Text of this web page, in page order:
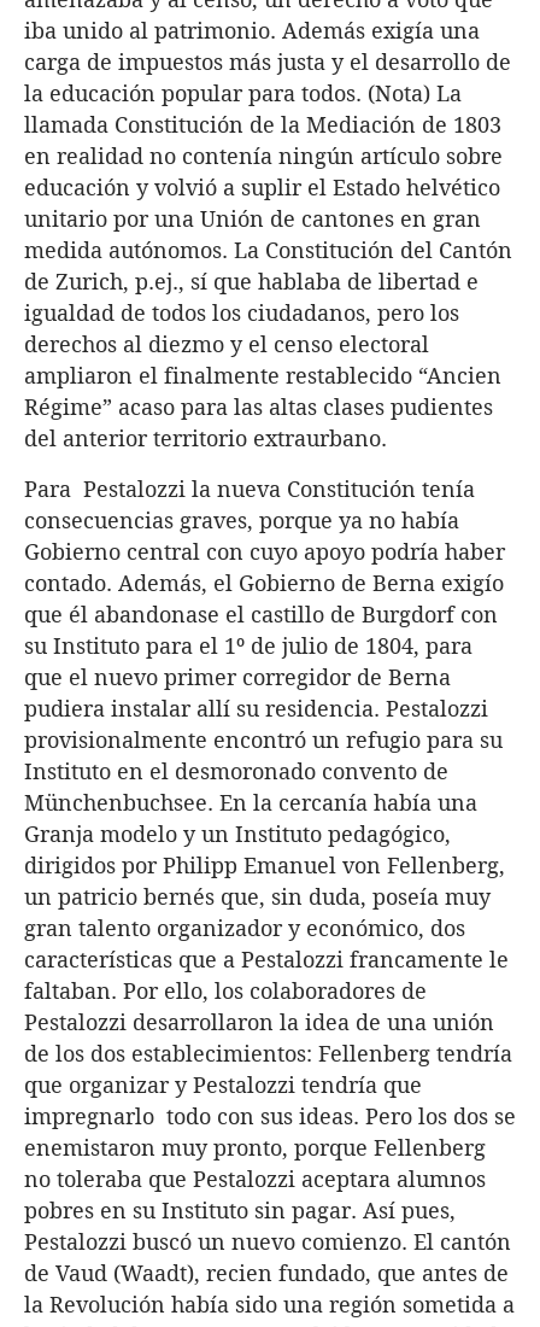
iba unido al patrimonio. Además exigía una
carga de impuestos más justa y el desarrollo de
la educación popular para todos. (Nota) La
llamada Constitución de la Mediación de 1803
en realidad no contenía ningún artículo sobre
educación y volvió a suplir el Estado helvético
unitario por una Unión de cantones en gran
medida autónomos. La Constitución del Cantón
de Zurich, p.ej., sí que hablaba de libertad e
igualdad de todos los ciudadanos, pero los
derechos al diezmo y el censo electoral
ampliaron el finalmente restablecido “Ancien
Régime” acaso para las altas clases pudientes
del anterior territorio extraurbano.
Para Pestalozzi la nueva Constitución tenía
consecuencias graves, porque ya no había
Gobierno central con cuyo apoyo podría haber
contado. Además, el Gobierno de Berna exigío
que él abandonase el castillo de Burgdorf con
su Instituto para el 1º de julio de 1804, para
que el nuevo primer corregidor de Berna
pudiera instalar allí su residencia. Pestalozzi
provisionalmente encontró un refugio para su
Instituto en el desmoronado convento de
Münchenbuchsee. En la cercanía había una
Granja modelo y un Instituto pedagógico,
dirigidos por Philipp Emanuel von Fellenberg,
un patricio bernés que, sin duda, poseía muy
gran talento organizador y económico, dos
características que a Pestalozzi francamente le
faltaban. Por ello, los colaboradores de
Pestalozzi desarrollaron la idea de una unión
de los dos establecimientos: Fellenberg tendría
que organizar y Pestalozzi tendría que
impregnarlo todo con sus ideas. Pero los dos se
enemistaron muy pronto, porque Fellenberg
no toleraba que Pestalozzi aceptara alumnos
pobres en su Instituto sin pagar. Así pues,
Pestalozzi buscó un nuevo comienzo. El cantón
de Vaud (Waadt), recien fundado, que antes de
la Revolución había sido una región sometida a